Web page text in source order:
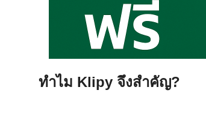
ทำไม Klipy จึงสำคัญ?